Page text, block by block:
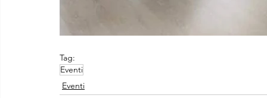
Tag:
Eventi
Eventi